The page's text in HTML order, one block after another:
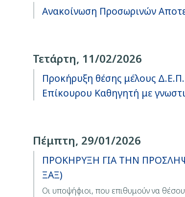
Ανακοίνωση Προσωρινών
Τετάρτη, 11/02/2026
Προκήρυξη θέσης μέλους
Επίκουρου Καθηγητή με
Πέμπτη, 29/01/2026
ΠΡΟΚΗΡΥΞΗ ΓΙΑ ΤΗΝ
ΞΑΞ)
Οι υποψήφιοι, που επιθυμούν να